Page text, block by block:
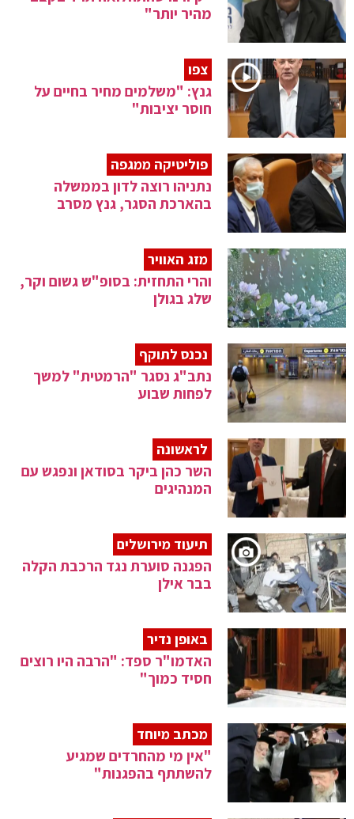
מהיר יותר"
צפו
גנץ: "משלמים מחיר בחיים על
חוסר יציבות"
פוליטיקה ממגפה
נתניהו רוצה לדון בממשלה
בהארכת הסגר, גנץ מסרב
מזג האוויר
והרי התחזית: בסופ"ש גשום וקר,
שלג בגולן
נכנס לתוקף
נתב"ג נסגר "הרמטית" למשך
לפחות שבוע
לראשונה
השר כהן ביקר בסודאן ונפגש עם
המנהיגים
תיעוד מירושלים
הפגנה סוערת נגד הרכבת הקלה
בבר אילן
באופן נדיר
האדמו"ר ספד: "הרבה היו רוצים
חסיד כמוך"
מכתב מיוחד
"אין מי מהחרדים שמגיע
להשתתף בהפגנות"